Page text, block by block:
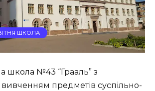
ШКОЛА
школа №43 “Грааль” з
предметів суспільно-